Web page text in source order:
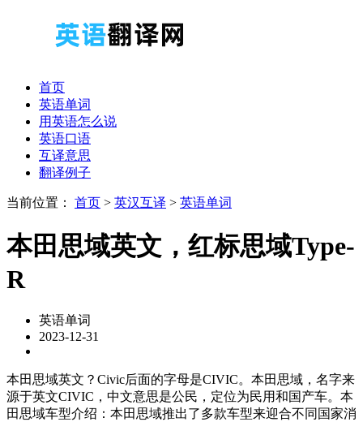
首页
英语单词
用英语怎么说
英语口语
互译意思
翻译例子
当前位置： 首页 > 英汉互译 > 英语单词
本田思域英文，红标思域Type-
R
英语单词
2023-12-31
本田思域英文？Civic后面的字母是CIVIC。本田思域，名字来
源于英文CIVIC，中文意思是公民，定位为民用和国产车。本
田思域车型介绍：本田思域推出了多款车型来迎合不同国家消